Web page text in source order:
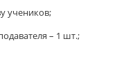
учеников;
– 1 шт.;